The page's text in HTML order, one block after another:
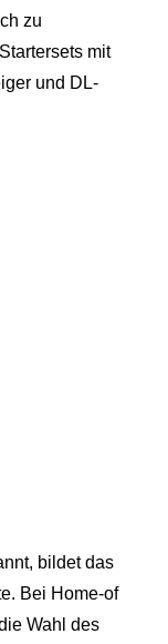
zu
mit
und DL-
bildet das
Bei Home-of
Wahl des